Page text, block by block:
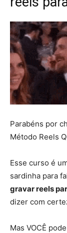
Parabéns por
Método Reels
Esse curso é
sardinha para
gravar reels
dizer com
Mas VOCÊ